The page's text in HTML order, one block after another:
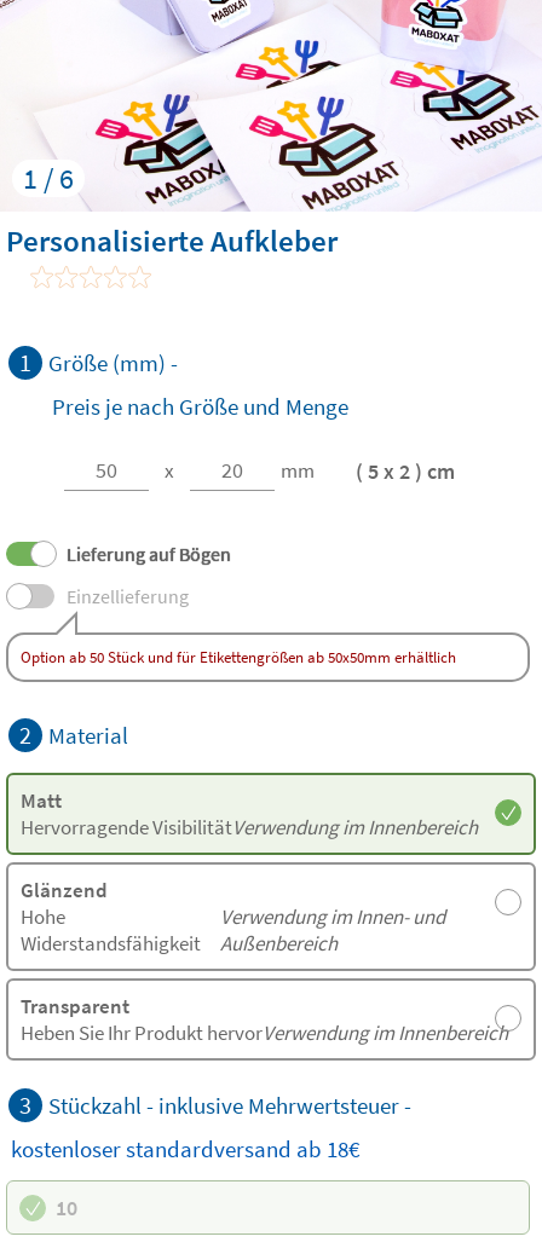
1 / 6
Personalisierte Aufkleber
1
Größe (mm) -
Preis je nach Größe und Menge
x mm ( 5 x 2 ) cm
Lieferung auf Bögen
Einzellieferung
Option ab 50 Stück und für Etikettengrößen ab 50x50mm erhältlich
2 Material
Matt
Hervorragende VisibilitätVerwendung im Innenbereich
Glänzend
Hohe
Widerstandsfähigkeit
Verwendung im Innen- und
Außenbereich
Transparent
Heben Sie Ihr Produkt hervorVerwendung im Innenbereich
3
Stückzahl - inklusive Mehrwertsteuer -
kostenloserstandardversand ab 18€
10